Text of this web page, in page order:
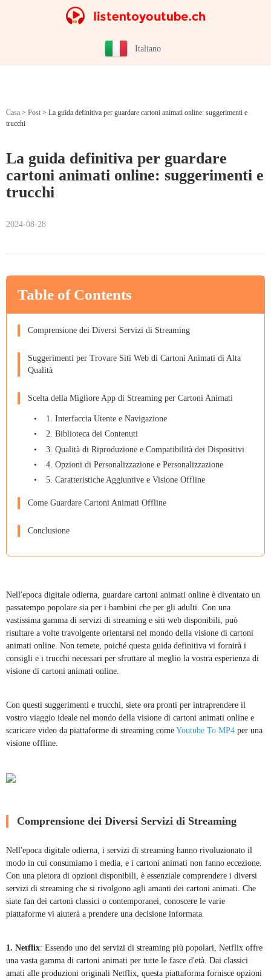
Italiano
Casa > Post > La guida definitiva per guardare cartoni animati online: suggerimenti e
trucchi
La guida definitiva per guardare
cartoni animati online: suggerimenti e
trucchi
2024-08-28
Table of Contents
Comprensione dei Diversi Servizi di Streaming
Suggerimenti per Trovare Siti Web di Cartoni Animati di Alta
Qualità
Scelta della Migliore App di Streaming per Cartoni Animati
1. Interfaccia Utente e Navigazione
2. Biblioteca dei Contenuti
3. Qualità di Riproduzione e Compatibilità dei Dispositivi
4. Opzioni di Personalizzazione e Personalizzazione
5. Caratteristiche Aggiuntive e Visione Offline
Come Guardare Cartoni Animati Offline
Conclusione
Nell'epoca digitale odierna, guardare cartoni animati online è diventato un
passatempo popolare sia per i bambini che per gli adulti. Con una
vastissima gamma di servizi di streaming e siti web disponibili, può
risultare a volte travolgente orientarsi nel mondo della visione di cartoni
animati online. Non temete, poiché questa guida definitiva vi fornirà i
consigli e i trucchi necessari per sfruttare al meglio la vostra esperienza di
visione di cartoni animati online.
Con questi suggerimenti e trucchi, siete ora pronti per intraprendere il
vostro viaggio ideale nel mondo della visione di cartoni animati online e
scaricare video da piattaforme di streaming come Youtube To MP4 per una
visione offline.
Comprensione dei Diversi Servizi di Streaming
Nell'epoca digitale odierna, i servizi di streaming hanno rivoluzionato il
modo in cui consumiamo i media, e i cartoni animati non fanno eccezione.
Con una pletora di opzioni disponibili, è essenziale comprendere i diversi
servizi di streaming che si rivolgono agli amanti dei cartoni animati. Che
siate fan dei cartoni classici o contemporanei, conoscere le varie
piattaforme vi aiuterà a prendere una decisione informata.
1. Netflix: Essendo uno dei servizi di streaming più popolari, Netflix offre
una vasta gamma di cartoni animati per tutte le fasce d'età. Dai classici
amati alle produzioni originali Netflix, questa piattaforma fornisce opzioni